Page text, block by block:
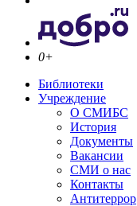
0+
Библиотеки
Учреждение
О СМИБС
История
Документы
Вакансии
СМИ о нас
Контакты
Антитеррор